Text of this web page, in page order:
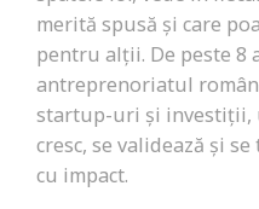
merită spusă și care
pentru alții. De peste 8
antreprenoriatul
startup-uri și investiții,
cresc, se validează și
cu impact.